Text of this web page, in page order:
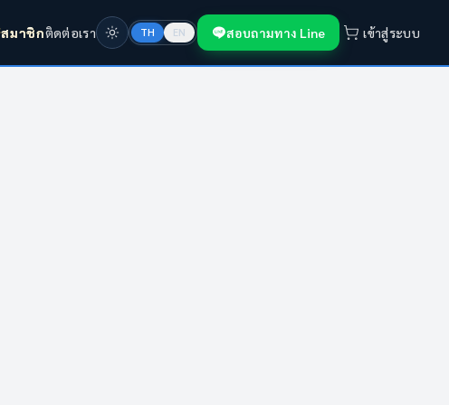
สมาชิกติดต่อเรา TH EN สอบถามทาง Line เข้าสู่ระบบ